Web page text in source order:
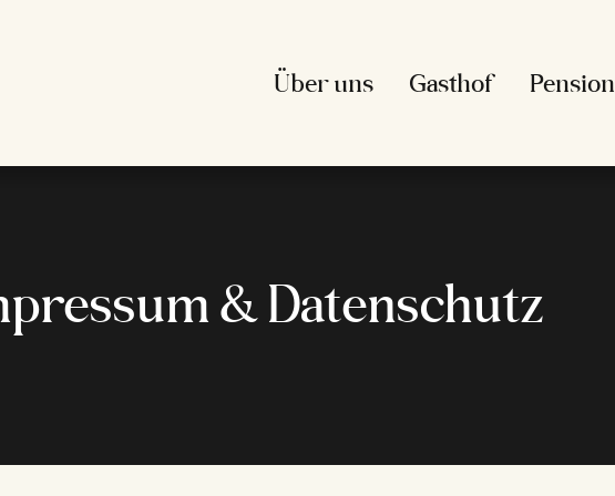
Über uns Gasthof Pension
& Datenschutz